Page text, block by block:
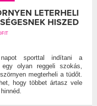
LETERHELI
HISZED
sporttal indítani a
olyan reggeli szokás,
megterheli a tüdőt.
hogy többet ártasz vele